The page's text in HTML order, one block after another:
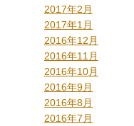
2017年2月
2017年1月
2016年12月
2016年11月
2016年10月
2016年9月
2016年8月
2016年7月